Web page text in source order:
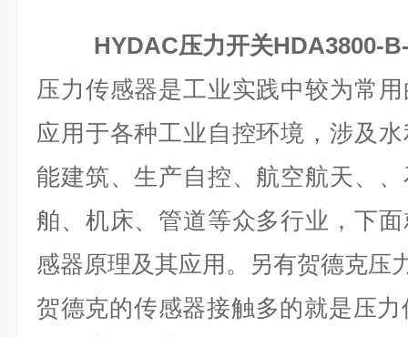
HYDAC压力开关HDA3800-
压力传感器是工业实践中较为常
应用于各种工业自控环境，涉及
能建筑、生产自控、航空航天、
舶、机床、管道等众多行业，下
感器原理及其应用。另有贺德克压
贺德克的传感器接触多的就是压